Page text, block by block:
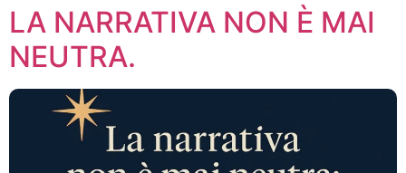
LA NARRATIVA NON È MAI
NEUTRA.